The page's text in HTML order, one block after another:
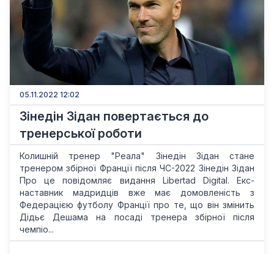
05.11.2022 12:02
Зінедін Зідан повертається до
тренерської роботи
Колишній тренер "Реала" Зінедін Зідан стане
тренером збірної Франції після ЧС-2022 Зінедін Зідан
Про це повідомляє видання Libertad Digital. Екс-
наставник мадридців вже має домовленість з
Федерацією футболу Франції про те, що він змінить
Дідьє Дешама на посаді тренера збірної після
чемпіо...